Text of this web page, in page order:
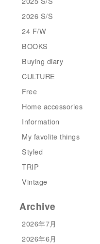
2026 S/S
24 F/W
BOOKS
Buying diary
CULTURE
Free
Home accessories
Information
My favolite things
Styled
TRIP
Vintage
Archive
2026年7月
2026年6月